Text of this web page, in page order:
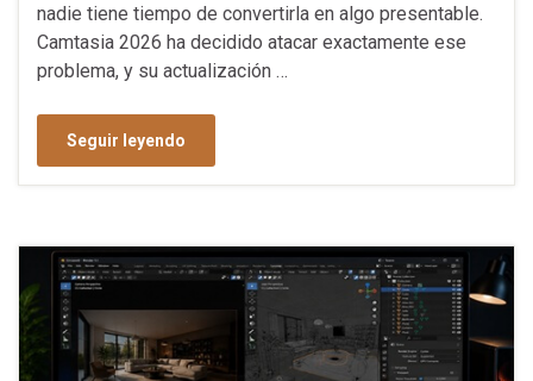
nadie tiene tiempo de convertirla en algo presentable.
Camtasia 2026 ha decidido atacar exactamente ese
problema, y su actualización …
Seguir leyendo